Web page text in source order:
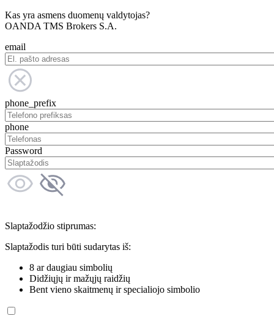
Kas yra asmens duomenų valdytojas?
OANDA TMS Brokers S.A.
email
phone_prefix
phone
Password
Slaptažodžio stiprumas:
Slaptažodis turi būti sudarytas iš:
8 ar daugiau simbolių
Didžiųjų ir mažųjų raidžių
Bent vieno skaitmenų ir specialiojo simbolio